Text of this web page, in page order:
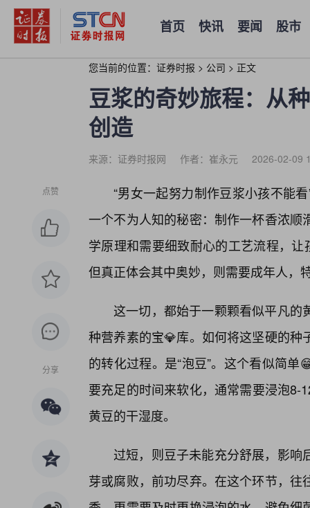
首页 快讯 要闻 股市
您当前的位置： 证券时报 > 公司 > 正文
豆浆的奇妙旅程：从
创造
来源：证券时报网 作者：崔永元 2026-02-09
点赞
分享
“男女一起努力制作豆浆小孩不能
一个不为人知的秘密：制作一杯香浓
学原理和需要细致耐心的工艺流程，
但真正体会其中奥妙，则需要成年人，
这一切，都始于一颗颗看似平凡
种营养素的宝💎库。如何将这坚硬的
的转化过程。是“泡豆”。这个看似简
要充足的时间来软化，通常需要浸泡8-
黄豆的干湿度。
过短，则豆子未能充分舒展，影
芽或腐败，前功尽弃。在这个环节，